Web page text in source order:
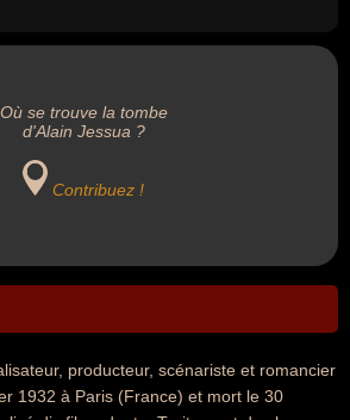
Où se trouve la tombe
d'Alain Jessua ?
Contribuez !
producteur, scénariste et romancier
1932 à Paris (France) et mort le 30